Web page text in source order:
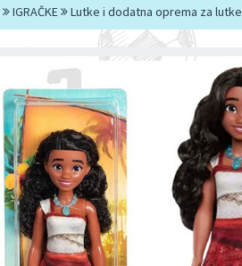
IGRAČKE Lutke i dodatna oprema za lutke